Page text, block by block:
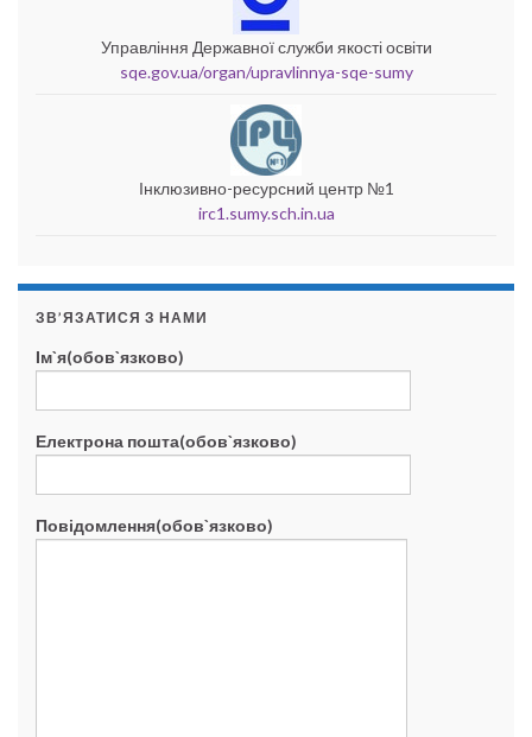
Управління Державної служби якості освіти
sqe.gov.ua/organ/upravlinnya-sqe-sumy
Інклюзивно-ресурсний центр №1
irc1.sumy.sch.in.ua
ЗВ’ЯЗАТИСЯ З НАМИ
Ім`я(обов`язково)
Електрона пошта(обов`язково)
Повідомлення(обов`язково)